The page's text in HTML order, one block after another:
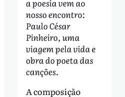
a poesia vem ao
nosso encontro:
Paulo César
Pinheiro, uma
viagem pela vida e
obra do poeta das
canções.
A composição